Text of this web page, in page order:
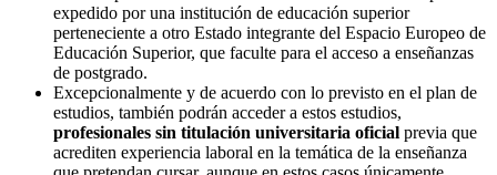
expedido por una institución de educación superior
perteneciente a otro Estado integrante del Espacio Europeo de
Educación Superior, que faculte para el acceso a enseñanzas
de postgrado.
Excepcionalmente y de acuerdo con lo previsto en el plan de
estudios, también podrán acceder a estos estudios,
profesionales sin titulación universitaria oficial previa que
acrediten experiencia laboral en la temática de la enseñanza